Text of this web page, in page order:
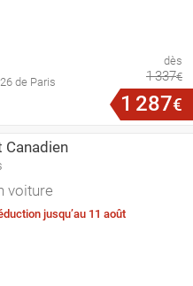
de Paris
dès
1337€
1 287€
Canadien
voiture
jusqu’au 11 août